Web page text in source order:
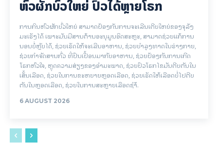
ຫົວຜັກບົ່ວໃຫຍ່ ປົວໄດ້ຫຼາຍໂຣກ
ການກິນຫົວຜັກບົ່ວໃຫຍ່ ສາມາດປ້ອງກັນການຈະເລີນເຕີບໃຫຍ່ຂອງຈຸລັງ
ມະເຮັງໄດ້ ເພາະມັນມີສານຕ້ານອະນຸມູນອິດສະຫຼະ, ສາມາດຊ່ວຍແກ້ການ
ນອນບໍ່ຫຼັບໄດ້, ຊ່ວຍເຮັດໃຫ້ຈະເລີນອາຫານ, ຊ່ວຍບຳລຸງທາດໃນຮ່າງກາຍ,​
ຊ່ວຍກຳຈັດສານກົ່ວ ທີ່ປົນເປື້ອນມາກັບອາຫານ, ຊ່ວຍປ້ອງກັນການເກີດ
ໂຣກຫົວໃຈ,​ ຫຼຸດຄວາມສ່ຽງຂອງອຳມະພາດ, ຊ່ວຍປົວໂຣກໄຂມັນຕີບຕັນໃນ
ເສັ້ນເລືອດ, ຊ່ວຍໃນການຂະຫຍາຍຫຼອດເລືອດ, ຊ່ວຍເຮັດໃຫ້ເລືອດບໍ່ໄປຕີບ
ຕັນໃນຫຼອດເລືອດ, ຊ່ວຍໃນການສະຫຼາຍເລືອດຊຳ້.
6 AUGUST 2026